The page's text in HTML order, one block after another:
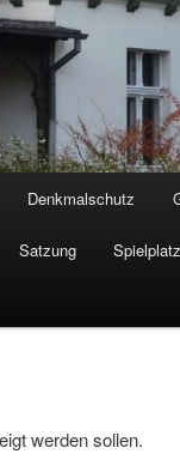
Denkmalschutz
Satzung Spielplatz
werden sollen.